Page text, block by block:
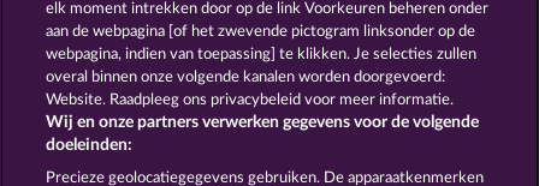
Algemene voorwaarden
Privacy- en cookieverklaring Colofon
Bedrijf FAQ
Terugbetalingsverzoek indienen
elk moment intrekken door op de link Voorkeuren beheren onder
aan de webpagina [of het zwevende pictogram linksonder op de
webpagina, indien van toepassing] te klikken. Je selecties zullen
overal binnen onze volgende kanalen worden doorgevoerd:
Website. Raadpleeg ons privacybeleid voor meer informatie.
Wij en onze partners verwerken gegevens voor de volgende
doeleinden:
Precieze geolocatiegegevens gebruiken. De apparaatkenmerken